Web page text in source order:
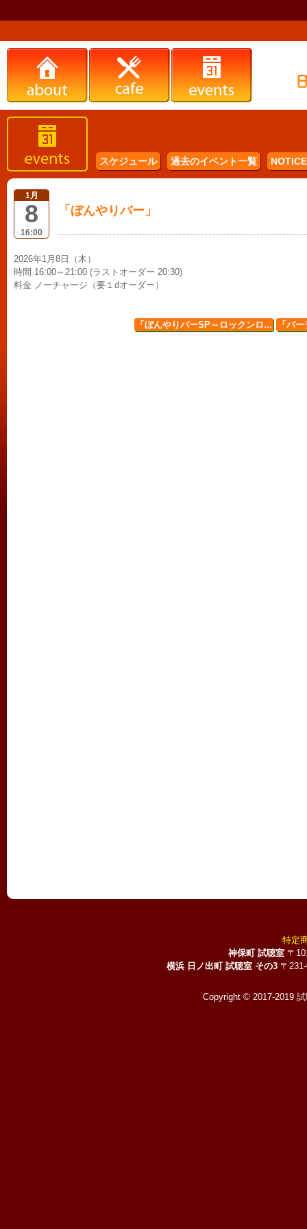
スケジュール 過去のイベント一覧
1月
8
16:00
「ぼんやりバー」
2026年1月8日（木）
時間 16:00～21:00 (ラストオーダー 20:30)
料金 ノーチャージ（要１dオーダー）
「ぼんやりバーSP～ロックンロ... 「パ
特定
神保町 試聴室 〒
横浜 日ノ出町 試聴室 その3 〒
Copyright © 2017-2019